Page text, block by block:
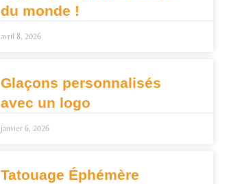
du monde !
avril 8, 2026
Glaçons personnalisés
avec un logo
janvier 6, 2026
Tatouage Éphémère